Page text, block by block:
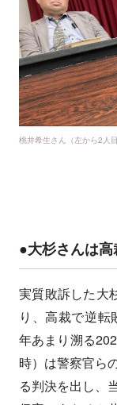
桃井希生さん（左から2人
●大杉さんは
実質敗訴した大
り、高裁で逆転
年あまり溯る
時）は警察官ら
る判決を出し、